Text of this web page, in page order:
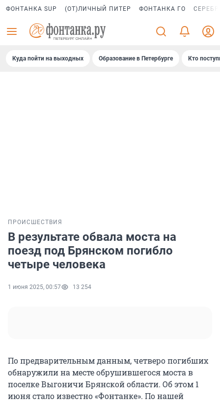
ФОНТАНКА SUP (ОТ)ЛИЧНЫЙ ПИТЕР ФОНТАНКА ГО
Куда пойти на выходных Образование в Петербурге Кто
ПРОИСШЕСТВИЯ
В результате обвала моста на
поезд под Брянском погибло
четыре человека
1 июня 2025, 00:57 13 254
По предварительным данным, четверо погибших
обнаружили на месте обрушившегося моста в
поселке Выгоничи Брянской области. Об этом 1
июня стало известно «Фонтанке». По нашей